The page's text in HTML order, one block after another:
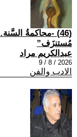
(46) -محاكمةُ
مُستنزَف”
عبدالكريم مراد
2026 / 8 / 9
الادب والفن